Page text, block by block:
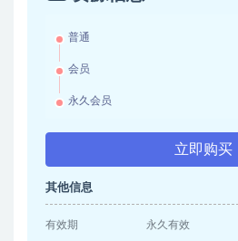
普通
会员
永久会员
立即购买
其他信息
有效期 永久有效